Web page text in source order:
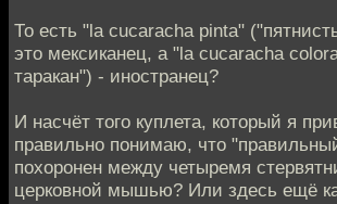
То есть "la cucaracha pinta"
это мексиканец, а "la cucaracha
таракан") - иностранец?
И насчёт того куплета, который я
правильно понимаю, что
похоронен между четыремя
церковной мышью? Или здесь ещё